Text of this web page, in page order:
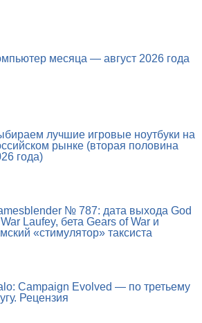
месяца — август 2026 года
лучшие игровые ноутбуки на
рынке (вторая половина
года)
№ 787: дата выхода God
Laufey, бета Gears of War и
«стимулятор» таксиста
Campaign Evolved — по третьему
Рецензия